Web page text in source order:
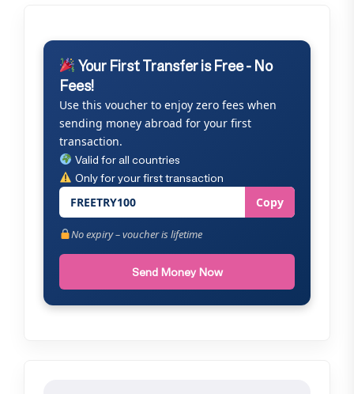
Your First Transfer is Free - No
Fees!
Use this voucher to enjoy zero fees when
sending money abroad for your first
transaction.
Valid for all countries
Only for your first transaction
FREETRY100 Copy
No expiry – voucher is lifetime
Send Money Now